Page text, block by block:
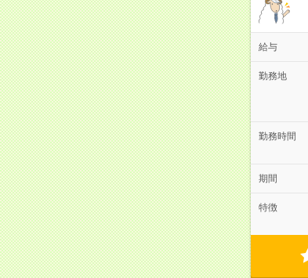
給与
勤務地
勤務時間
期間
特徴